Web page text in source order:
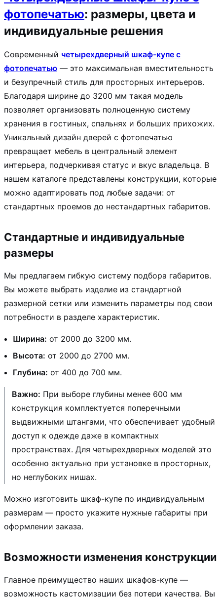
фотопечатью: размеры, цвета и
индивидуальные решения
Современный четырехдверный шкаф-купе с
фотопечатью — это максимальная вместительность
и безупречный стиль для просторных интерьеров.
Благодаря ширине до 3200 мм такая модель
позволяет организовать полноценную систему
хранения в гостиных, спальнях и больших прихожих.
Уникальный дизайн дверей с фотопечатью
превращает мебель в центральный элемент
интерьера, подчеркивая статус и вкус владельца. В
нашем каталоге представлены конструкции, которые
можно адаптировать под любые задачи: от
стандартных проемов до нестандартных габаритов.
Стандартные и индивидуальные
размеры
Мы предлагаем гибкую систему подбора габаритов.
Вы можете выбрать изделие из стандартной
размерной сетки или изменить параметры под свои
потребности в разделе характеристик.
Ширина: от 2000 до 3200 мм.
Высота: от 2000 до 2700 мм.
Глубина: от 400 до 700 мм.
Важно: При выборе глубины менее 600 мм
конструкция комплектуется поперечными
выдвижными штангами, что обеспечивает удобный
доступ к одежде даже в компактных
пространствах. Для четырехдверных моделей это
особенно актуально при установке в просторных,
но неглубоких нишах.
Можно изготовить шкаф-купе по индивидуальным
размерам — просто укажите нужные габариты при
оформлении заказа.
Возможности изменения конструкции
Главное преимущество наших шкафов-купе —
возможность кастомизации без потери качества. Вы